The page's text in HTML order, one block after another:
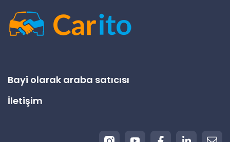
Bayi olarak araba satıcısı
İletişim